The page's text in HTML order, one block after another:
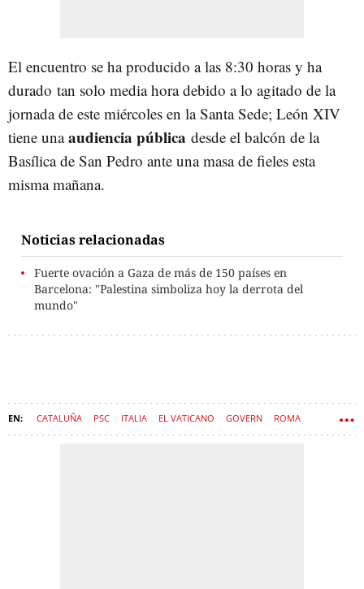
El encuentro se ha producido a las 8:30 horas y ha
durado tan solo media hora debido a lo agitado de la
jornada de este miércoles en la Santa Sede; León XIV
tiene unaaudiencia pública desde el balcón de la
Basílica de San Pedro ante una masa de fieles esta
misma mañana.
Noticias relacionadas
Fuerte ovación a Gaza de más de 150 países en
Barcelona: "Palestina simboliza hoy la derrota del
mundo"
CATALUÑA PSC ITALIA EL VATICANO GOVERN ROMA